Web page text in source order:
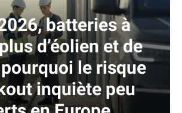
batteries à
d’éolien et de
le risque
inquiète peu